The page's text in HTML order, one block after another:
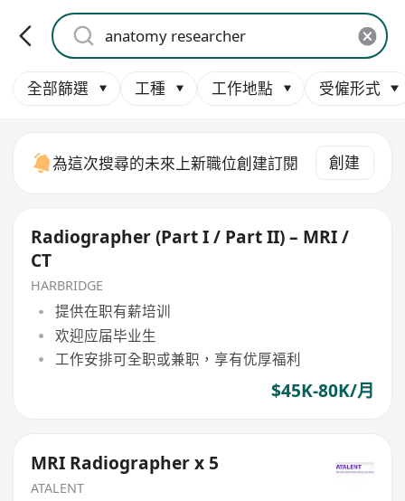
全部篩選 工種 工作地點 受僱形式
為這次搜尋的未來上新職位創建訂閱 創建
Radiographer (Part I / Part II) – MRI /
CT
HARBRIDGE
提供在职有薪培训
欢迎应届毕业生
工作安排可全职或兼职，享有优厚福利
$45K-80K/月
MRI Radiographer x 5
ATALENT